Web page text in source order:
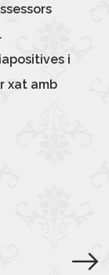
i
xat amb